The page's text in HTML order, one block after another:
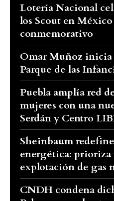
Lotería Nacional
los Scout en
conmemorativo
Omar Muñoz
Parque de las
Puebla amplía red
mujeres con una
Serdán y Centro
Sheinbaum
energética:
explotación de gas
CNDH condena